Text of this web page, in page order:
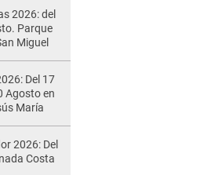
2026: del
Parque
Miguel
Del 17
Agosto en
María
2026: Del
Costa